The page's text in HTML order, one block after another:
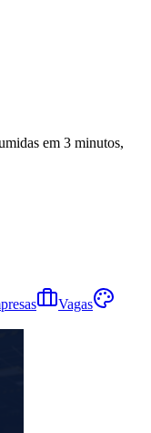
em 3 minutos,
Vagas